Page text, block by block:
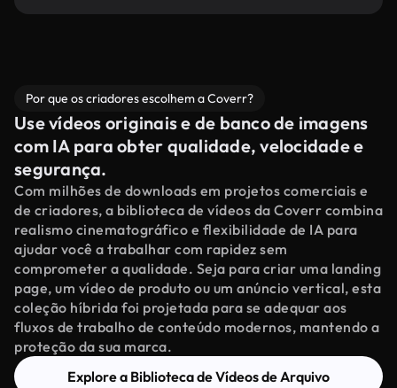
Por que os criadores escolhem a Coverr?
Use vídeos originais e de banco de imagens
com IA para obter qualidade, velocidade e
segurança.
Com milhões de downloads em projetos comerciais e
de criadores, a biblioteca de vídeos da Coverr combina
realismo cinematográfico e flexibilidade de IA para
ajudar você a trabalhar com rapidez sem
comprometer a qualidade. Seja para criar uma landing
page, um vídeo de produto ou um anúncio vertical, esta
coleção híbrida foi projetada para se adequar aos
fluxos de trabalho de conteúdo modernos, mantendo a
proteção da sua marca.
Explore a Biblioteca de Vídeos de Arquivo